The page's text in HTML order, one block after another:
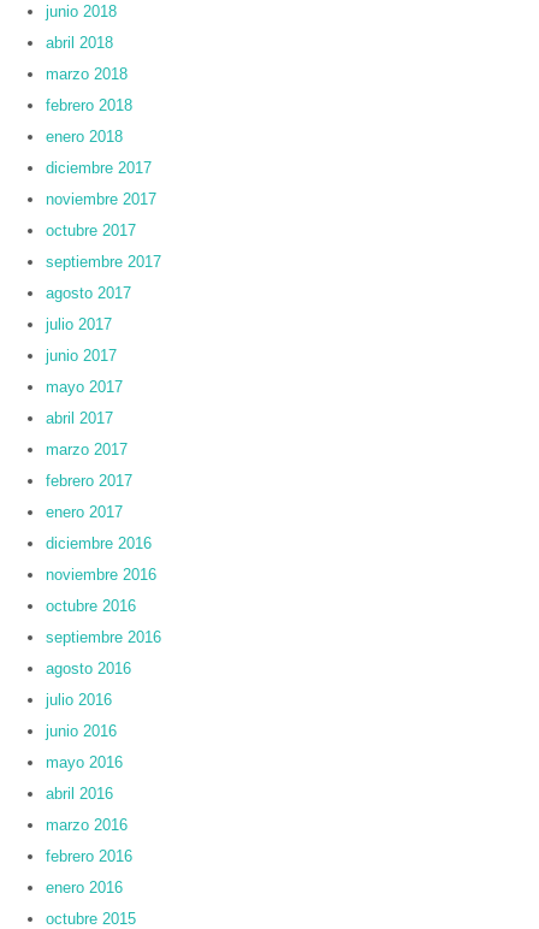
junio 2018
abril 2018
marzo 2018
febrero 2018
enero 2018
diciembre 2017
noviembre 2017
octubre 2017
septiembre 2017
agosto 2017
julio 2017
junio 2017
mayo 2017
abril 2017
marzo 2017
febrero 2017
enero 2017
diciembre 2016
noviembre 2016
octubre 2016
septiembre 2016
agosto 2016
julio 2016
junio 2016
mayo 2016
abril 2016
marzo 2016
febrero 2016
enero 2016
octubre 2015